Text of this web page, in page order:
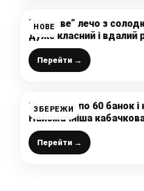
НОВЕ
“Медове” лечо з
дуже класний і вдалий
неймовірно смачно і
Перейти →
ЗБЕРЕЖИ
Закриваю по 60 банок і
Найсмачніша
як у дитинстві
Перейти →